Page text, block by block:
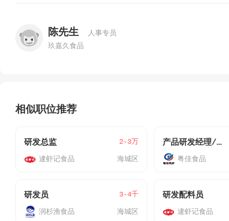
陈先生
人事专员
玖嘉久食品
相似职位推荐
研发总监 2-3万
逮虾记食品 海城区
产品研发经理/总监
粤佳食品
研发员 3-4千
润杉渔食品 海城区
研发配料员
逮虾记食品